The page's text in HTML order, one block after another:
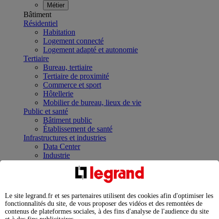
Métier
Bâtiment
Résidentiel
Habitation
Logement connecté
Logement adapté et autonomie
Tertiaire
Bureau, tertiaire
Tertiaire de proximité
Commerce et sport
Hôtellerie
Mobilier de bureau, lieux de vie
Public et santé
Bâtiment public
Établissement de santé
Infrastructures et industries
Data Center
Industrie
Infrastructures
Contrôler et planifier le fonctionnement des appareils
Répartir et optimiser son tableau électrique
Legrand Data Center Solutions : concentrer les
expertises au service de vos performances
Le site legrand.fr et ses partenaires utilisent des cookies afin d'optimiser les
fonctionnalités du site, de vous proposer des vidéos et des remontées de
contenus de plateformes sociales, à des fins d'analyse de l'audience du site